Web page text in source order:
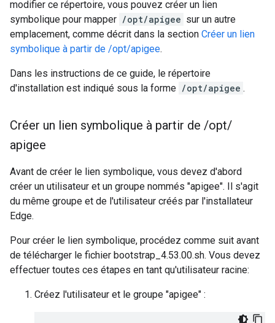
modifier ce répertoire, vous pouvez créer un lien
symbolique pour mapper /opt/apigee sur un autre
emplacement, comme décrit dans la section Créer un lien
symbolique à partir de /opt/apigee.
Dans les instructions de ce guide, le répertoire
d'installation est indiqué sous la forme /opt/apigee .
Créer un lien symbolique à partir de /opt/
apigee
Avant de créer le lien symbolique, vous devez d'abord
créer un utilisateur et un groupe nommés "apigee". Il s'agit
du même groupe et de l'utilisateur créés par l'installateur
Edge.
Pour créer le lien symbolique, procédez comme suit avant
de télécharger le fichier bootstrap_4.53.00.sh. Vous devez
effectuer toutes ces étapes en tant qu'utilisateur racine:
Créez l'utilisateur et le groupe "apigee" :